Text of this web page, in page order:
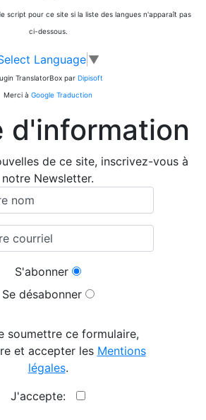
script pour ce site si la liste des langues n'apparaît pas
ci-dessous.
Language ▼
TranslatorBox par Dipisoft
Merci à Google Traduction
d'information
de ce site, inscrivez-vous à
notre Newsletter.
S'abonner
Se désabonner
soumettre ce formulaire,
et accepter les Mentions
légales.
J'accepte: